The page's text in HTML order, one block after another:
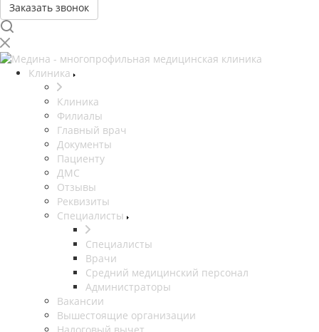
Заказать звонок
Клиника
Клиника
Филиалы
Главный врач
Документы
Пациенту
ДМС
Отзывы
Реквизиты
Специалисты
Специалисты
Врачи
Средний медицинский персонал
Администраторы
Вакансии
Вышестоящие организации